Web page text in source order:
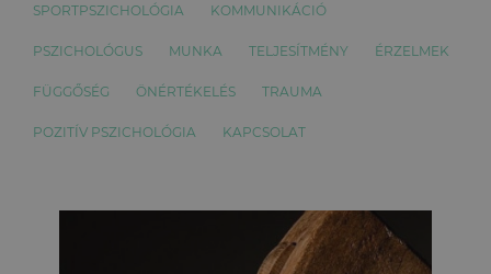
SPORTPSZICHOLÓGIA KOMMUNIKÁCIÓ
PSZICHOLÓGUS MUNKA TELJESÍTMÉNY ÉRZELMEK
FÜGGŐSÉG ÖNÉRTÉKELÉS TRAUMA
POZITÍV PSZICHOLÓGIA KAPCSOLAT